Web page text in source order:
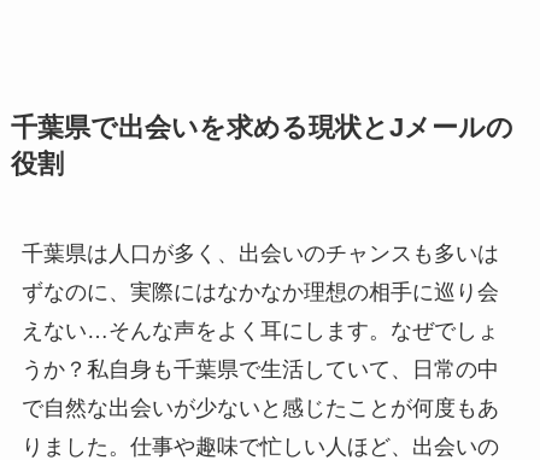
千葉県で出会いを求める現状とJメールの
役割
千葉県は人口が多く、出会いのチャンスも多いは
ずなのに、実際にはなかなか理想の相手に巡り会
えない…そんな声をよく耳にします。なぜでしょ
うか？私自身も千葉県で生活していて、日常の中
で自然な出会いが少ないと感じたことが何度もあ
りました。仕事や趣味で忙しい人ほど、出会いの